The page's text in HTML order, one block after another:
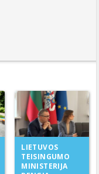
LIETUVOS
TEISINGUMO
MINISTERIJA